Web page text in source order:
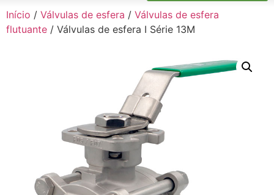
Início / Válvulas de esfera / Válvulas de esfera
flutuante / Válvulas de esfera I Série 13M